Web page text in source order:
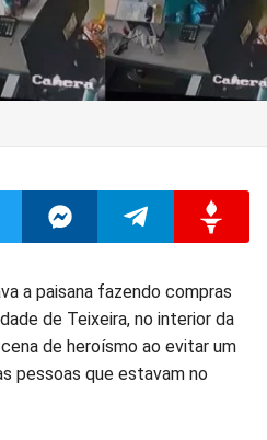
Compartilhar
no
Compartilhar
no
no
a paisana fazendo compras
de Teixeira, no interior da
de heroísmo ao evitar um
pessoas que estavam no